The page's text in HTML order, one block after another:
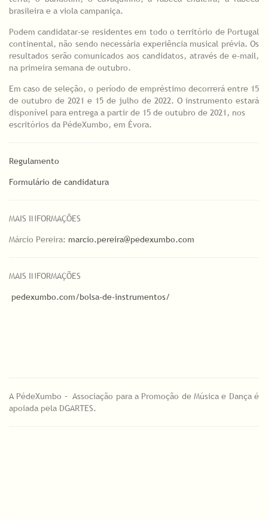
brasileira e a viola campaniça.
Podem candidatar-se residentes em todo o território de Portugal
continental, não sendo necessária experiência musical prévia. Os
resultados serão comunicados aos candidatos, através de e-mail,
na primeira semana de outubro.
Em caso de seleção, o período de empréstimo decorrerá entre 15
de outubro de 2021 e 15 de julho de 2022. O instrumento estará
disponível para entrega a partir de 15 de outubro de 2021, nos
escritórios da PédeXumbo, em Évora.
Regulamento
Formulário de candidatura
MAIS INFORMAÇÕES
Márcio Pereira: marcio.pereira@pedexumbo.com
MAIS INFORMAÇÕES
pedexumbo.com/bolsa-de-instrumentos/
A PédeXumbo – Associação para a Promoção de Música e Dança é
apoiada pela DGARTES.